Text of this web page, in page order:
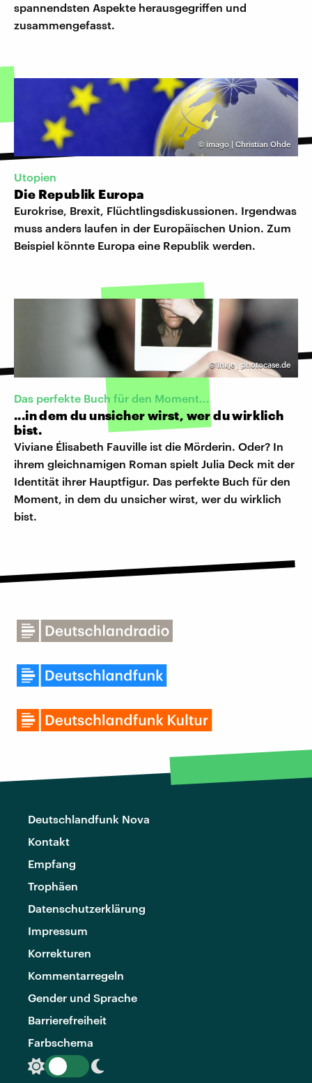
spannendsten Aspekte herausgegriffen und
zusammengefasst.
© imago | Christian Ohde
Utopien
Die Republik Europa
Eurokrise, Brexit, Flüchtlingsdiskussionen. Irgendwas
muss anders laufen in der Europäischen Union. Zum
Beispiel könnte Europa eine Republik werden.
©inkje | photocase.de
Das perfekte Buch für den Moment...
...in dem du unsicher wirst, wer du wirklich
bist.
Viviane Élisabeth Fauville ist die Mörderin. Oder? In
ihrem gleichnamigen Roman spielt Julia Deck mit der
Identität ihrer Hauptfigur. Das perfekte Buch für den
Moment, in dem du unsicher wirst, wer du wirklich
bist.
Deutschlandfunk Nova
Kontakt
Empfang
Trophäen
Datenschutzerklärung
Impressum
Korrekturen
Kommentarregeln
Gender und Sprache
Barrierefreiheit
Farbschema